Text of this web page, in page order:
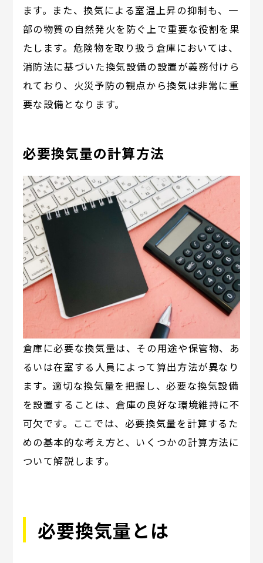
ます。また、換気による室温上昇の抑制も、一
部の物質の自然発火を防ぐ上で重要な役割を果
たします。危険物を取り扱う倉庫においては、
消防法に基づいた換気設備の設置が義務付けら
れており、火災予防の観点から換気は非常に重
要な設備となります。
必要換気量の計算方法
倉庫に必要な換気量は、その用途や保管物、あ
るいは在室する人員によって算出方法が異なり
ます。適切な換気量を把握し、必要な換気設備
を設置することは、倉庫の良好な環境維持に不
可欠です。ここでは、必要換気量を計算するた
めの基本的な考え方と、いくつかの計算方法に
ついて解説します。
必要換気量とは